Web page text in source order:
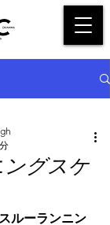
ングスケ
ルーランニン